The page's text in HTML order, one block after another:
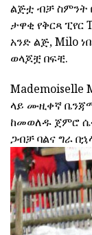
ልጅቷ ብቻ ስምንት
ታዋቂ የቅርጻ ፒየር
አንድ ልጅ, Milo
ወላጆቿ በፍቺ.
Mademoiselle
ላይ ሙዚቀኛ
ከመወለዱ ጀምሮ
ጋብቻ ባልና ግራ